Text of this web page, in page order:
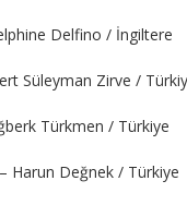
Delfino / İngiltere
Süleyman Zirve /
Türkmen / Türkiye
Harun Değnek / Türkiye